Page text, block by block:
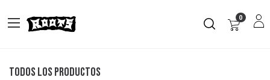
0
Todos los productos